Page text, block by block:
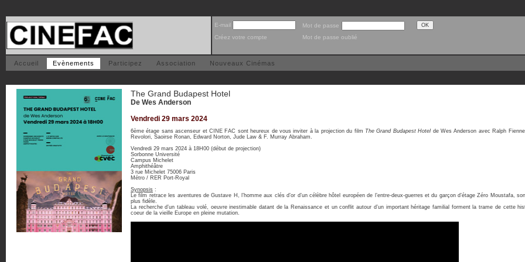
E-mail
Mot de passe
Créez votre compte
Mot de passe oublié
Accueil Evènements Participez Association Nouveaux Cinémas
The Grand Budapest Hotel
De Wes Anderson
Vendredi 29 mars 2024
6ème étage sans ascenseur et CINE FAC sont heureux de vous inviter à la projection du film The Grand Budapest Hotel de Wes Anderson avec Ralph
Revolori, Saoirse Ronan, Edward Norton, Jude Law & F. Murray Abraham.
Vendredi 29 mars 2024 à 18H00 (début de projection)
Sorbonne Université
Campus Michelet
Amphithéâtre
3 rue Michelet 75006 Paris
Métro / RER Port-Royal
Synopsis :
Le film retrace les aventures de Gustave H, l’homme aux clés d’or d’un célèbre hôtel européen de l’entre-deux-guerres et du garçon d’étage Zéro Moustafa,
plus fidèle.
La recherche d’un tableau volé, oeuvre inestimable datant de la Renaissance et un conflit autour d’un important héritage familial forment la trame de cette
coeur de la vieille Europe en pleine mutation.